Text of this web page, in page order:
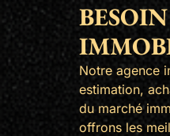
Notre agence
estimation,
du marché
offrons les